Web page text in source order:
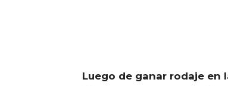
Luego de ganar rodaje en